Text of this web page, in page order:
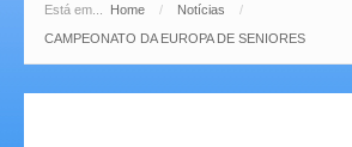
ATMM
Está em... Home / Notícias
/
CAMPEONATO DA EUROPA DE SENIORES